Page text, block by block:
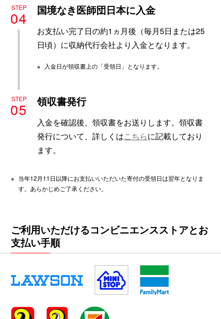
STEP
04 国境なき医師団日本に入金
お支払い完了日の約1ヵ月後（毎月5日または25
日頃）に収納代行会社より入金となります。
※ 入金日が領収書上の「受領日」となります。
STEP
05 領収書発行
入金を確認後、領収書をお送りします。領収書
発行について、詳しくはこちらに記載しており
ます。
※ 当年12月11日以降にお支払いいただいた寄付の受領日は翌年となりま
す。あらかじめご了承ください。
ご利用いただけるコンビニエンスストアとお
支払い手順